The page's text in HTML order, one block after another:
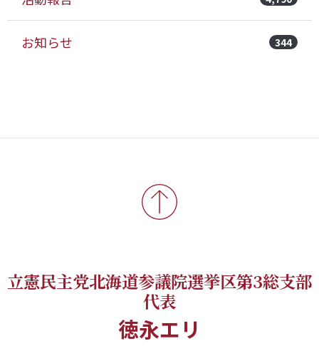
お知らせ 344
立憲民主党北海道参議院選挙区第3総支部
代表
徳永エリ